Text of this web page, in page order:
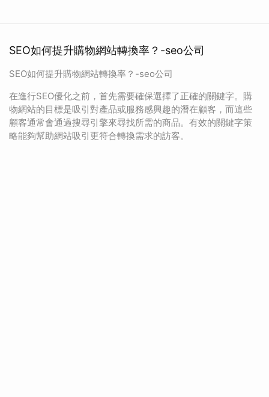
SEO如何提升購物網站轉換率？-seo公司
SEO如何提升購物網站轉換率？-seo公司
在進行SEO優化之前，首先需要確保選擇了正確的關鍵字。購
物網站的目標是吸引對產品或服務感興趣的潛在顧客，而這些
顧客通常會通過搜尋引擎來尋找所需的商品。有效的關鍵字策
略能夠幫助網站吸引更符合轉換需求的訪客。